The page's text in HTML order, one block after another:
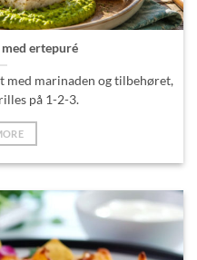
ertepuré
med marinaden og tilbehøret,
på 1-2-3.